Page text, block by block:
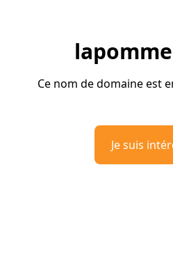
Ce nom de domaine est
Je suis